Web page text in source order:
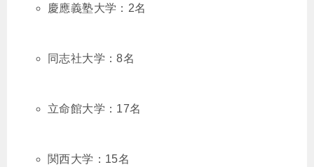
慶應義塾大学：2名
同志社大学：8名
立命館大学：17名
関西大学：15名